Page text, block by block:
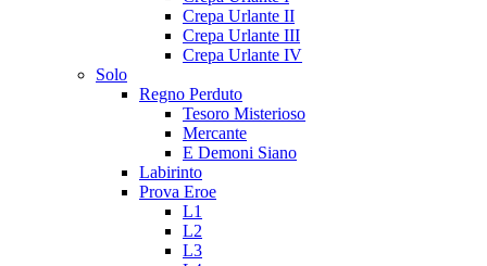
Crepa Urlante II
Crepa Urlante III
Crepa Urlante IV
Solo
Regno Perduto
Tesoro Misterioso
Mercante
E Demoni Siano
Labirinto
Prova Eroe
L1
L2
L3